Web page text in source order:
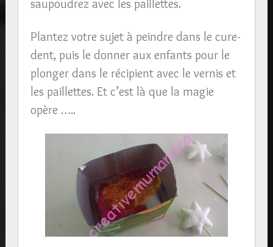
saupoudrez avec les paillettes.
Plantez votre sujet à peindre dans le cure-
dent, puis le donner aux enfants pour le
plonger dans le récipient avec le vernis et
les paillettes. Et c’est là que la magie
opère …..